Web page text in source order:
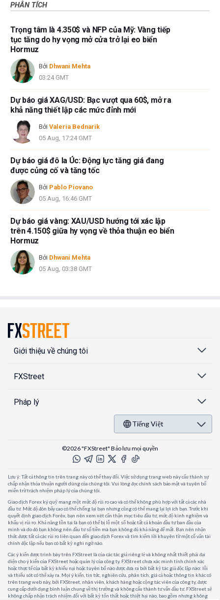
PHÂN TÍCH
Trọng tâm là 4.350$ và NFP của Mỹ: Vàng tiếp
tục tăng do hy vọng mở cửa trở lại eo biển
Hormuz
Bởi Dhwani Mehta
03:24 GMT
Dự báo giá XAG/USD: Bạc vượt qua 60$, mở ra
khả năng thiết lập các mức đỉnh mới
Bởi Valeria Bednarik
05 Aug, 17:24 GMT
Dự báo giá đô la Úc: Động lực tăng giá đang
được củng cố và tăng tốc
Bởi Pablo Piovano
05 Aug, 16:46 GMT
Dự báo giá vàng: XAU/USD hướng tới xác lập
trên 4.150$ giữa hy vọng về thỏa thuận eo biển
Hormuz
Bởi Dhwani Mehta
05 Aug, 03:38 GMT
Giới thiệu về chúng tôi
FXStreet
Pháp lý
Tiếng Việt
©2026 "FXStreet" Bảo lưu mọi quyền
Lưu ý: Tất cả thông tin trên trang này có thể thay đổi. Việc sử dụng trang web này cấu thành sự
chấp nhận thỏa thuận người dùng của chúng tôi. Vui lòng đọc chính sách bảo mật và tuyên bố
miễn trừ trách nhiệm pháp lý của chúng tôi.
Giao dịch Forex ký quỹ mang một mức độ rủi ro cao và có thể không phù hợp với tất cả các nhà
đầu tư. Mức độ đòn bẩy cao có thể chống lại bạn nhưng cũng có thể mang lại lợi ích bạn. Trước khi
quyết định giao dịch Forêx, bạn nên xem xét cẩn thận mục tiêu đầu tư, mức độ kinh nghiệm và
khẩu vị rủi ro. Khả năng tồn tại là bạn có thể bị lỗ một số hoặc tất cả khoản đầu tư ban đầu của
mình và do đó bạn không nên đầu tư số tiền mà bạn không đủ khả năng để mất. Bạn nên nhận
thức được tất cả các rủi ro liên quan đến giao dịch Forex và tìm kiếm lời khuyên từ một cố vấn tài
chính độc lập nếu bạn có bất kỳ nghi ngờ nào.
Các ý kiến được trình bày trên FXStreet là của các tác giả riêng lẻ và không nhất thiết phải đại
diện cho ý kiến của FXStreet hoặc quản lý của công ty. FXStreet chưa xác minh tính chính xác
hoặc thực tế của bất kỳ khiếu nại hoặc tuyên bố nào được đưa ra bởi bất kỳ tác giả độc lập nào: lỗi
và thiếu sót có thể xảy ra. Mọi ý kiến, tin tức, nghiên cứu, phân tích, giá cả hoặc thông tin khác có
trên trang web này, bởi FXStreet, nhân viên, khách hàng hoặc cộng tác viên của công ty, được
cung cấp dưới dạng bình luận chung về thị trường và không cấu thành tư vấn đầu tư. FXStreet sẽ
không chấp nhận trách nhiệm đối với bất kỳ tổn thất hoặc thiệt hại nào, bao gồm nhưng không